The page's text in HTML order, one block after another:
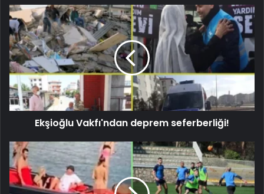
Ekşioğlu Vakfı'ndan deprem seferberliği!